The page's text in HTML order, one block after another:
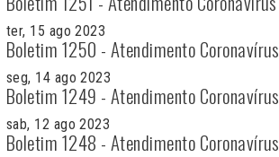
ter, 15 ago 2023
Boletim 1250 - Atendimento Coronavírus
seg, 14 ago 2023
Boletim 1249 - Atendimento Coronavírus
sab, 12 ago 2023
Boletim 1248 - Atendimento Coronavírus